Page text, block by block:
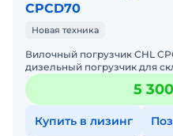
CPCD70
Новая техника
Вилочный погрузчик CHL
дизельный погрузчик для
задач Мы предлагаем: Доставку по России от 2-х дней
Собствен
5
Купить в лизинг